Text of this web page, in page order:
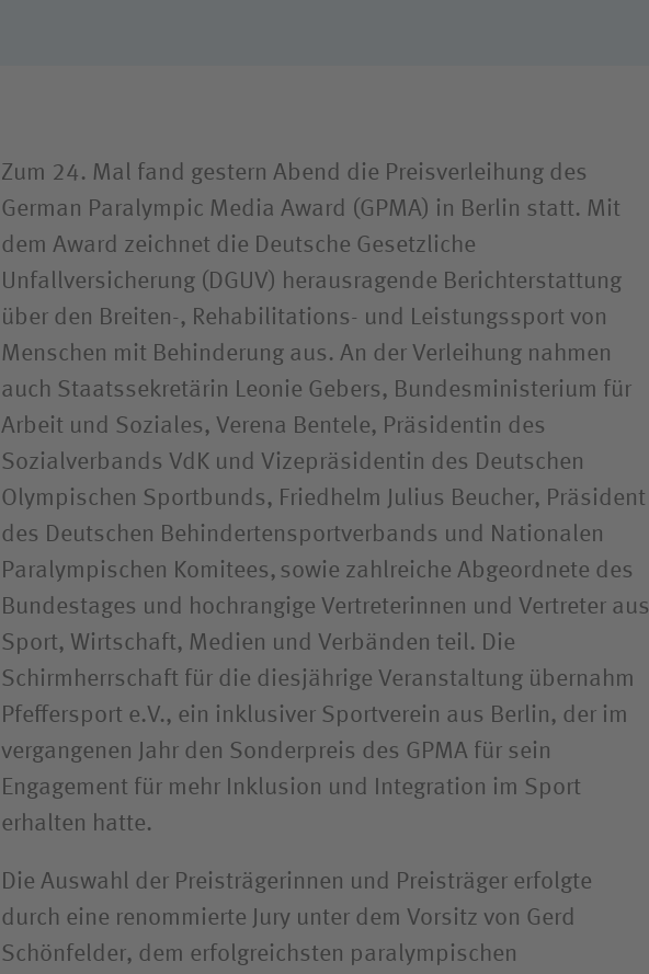
Zum 24. Mal fand gestern Abend die Preisverleihung des
German Paralympic Media Award (GPMA) in Berlin statt. Mit
dem Award zeichnet die Deutsche Gesetzliche
Unfallversicherung (DGUV) herausragende Berichterstattung
über den Breiten-, Rehabilitations- und Leistungssport von
Menschen mit Behinderung aus. An der Verleihung nahmen
auch Staatssekretärin Leonie Gebers, Bundesministerium für
Arbeit und Soziales, Verena Bentele, Präsidentin des
Sozialverbands VdK und Vizepräsidentin des Deutschen
Olympischen Sportbunds, Friedhelm Julius Beucher, Präsident
des Deutschen Behindertensportverbands und Nationalen
Paralympischen Komitees, sowie zahlreiche Abgeordnete des
Bundestages und hochrangige Vertreterinnen und Vertreter aus
Sport, Wirtschaft, Medien und Verbänden teil. Die
Schirmherrschaft für die diesjährige Veranstaltung übernahm
Pfeffersport e.V., ein inklusiver Sportverein aus Berlin, der im
vergangenen Jahr den Sonderpreis des GPMA für sein
Engagement für mehr Inklusion und Integration im Sport
erhalten hatte.
Die Auswahl der Preisträgerinnen und Preisträger erfolgte
durch eine renommierte Jury unter dem Vorsitz von Gerd
Schönfelder, dem erfolgreichsten paralympischen